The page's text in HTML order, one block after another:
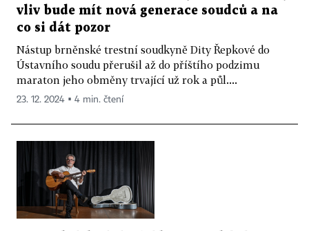
vliv bude mít nová generace soudců a na
co si dát pozor
Nástup brněnské trestní soudkyně Dity Řepkové do
Ústavního soudu přerušil až do příštího podzimu
maraton jeho obměny trvající už rok a půl....
23. 12. 2024 ▪ 4 min. čtení